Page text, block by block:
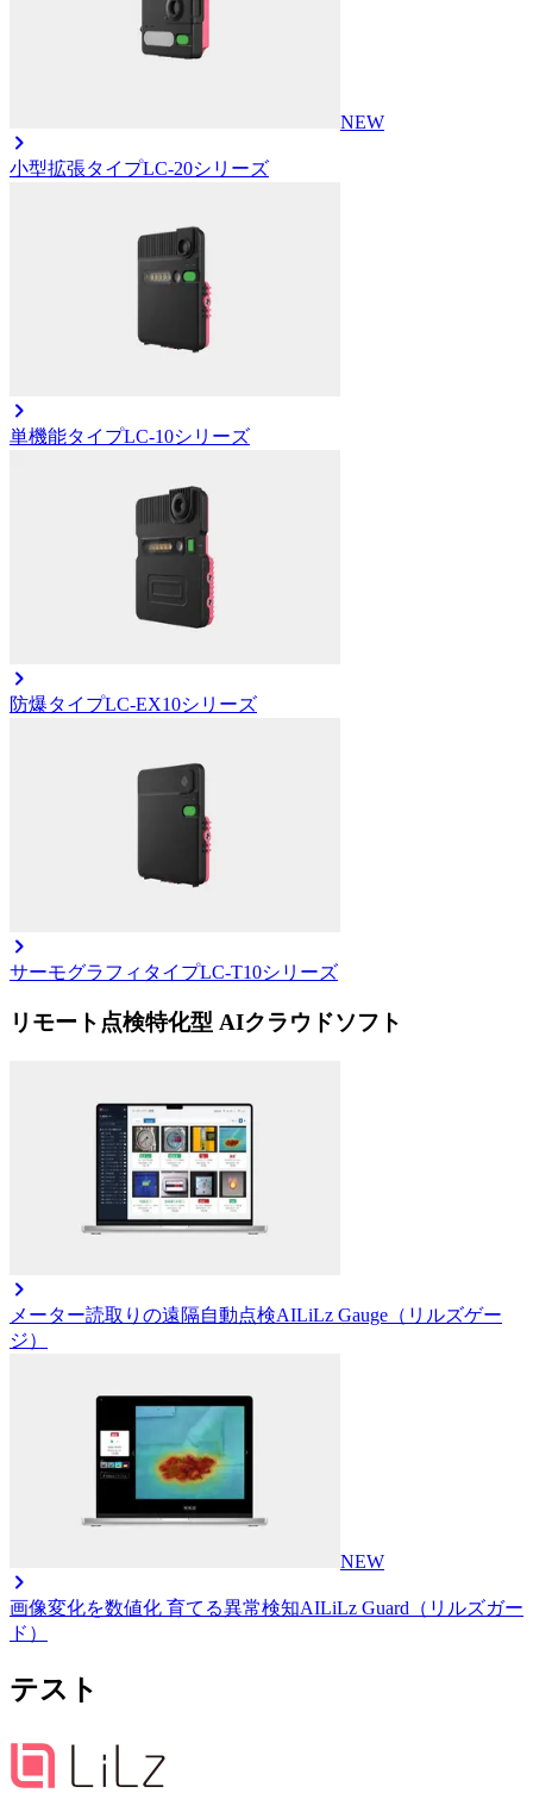
NEW
小型拡張タイプLC-20シリーズ
単機能タイプLC-10シリーズ
防爆タイプLC-EX10シリーズ
サーモグラフィタイプLC-T10シリーズ
リモート点検特化型 AIクラウドソフト
メーター読取りの遠隔自動点検AILiLz Gauge（リルズゲー
ジ）
NEW
画像変化を数値化 育てる異常検知AILiLz Guard（リルズガー
ド）
テスト